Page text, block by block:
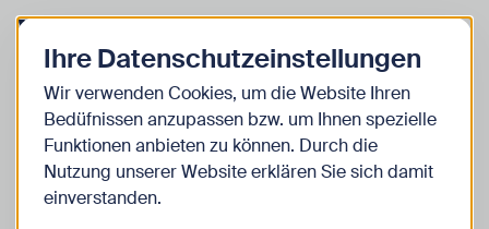
Zurück zur Startseite Zum
Start
WIENXTRAPressebereich
Willkommen im WIENXTRA-Pressebereich. Hier
Ihre Datenschutzeinstellungen
Wir verwenden Cookies, um die Website Ihren
Bedüfnissen anzupassen bzw. um Ihnen spezielle
Funktionen anbieten zu können. Durch die
Nutzung unserer Website erklären Sie sich damit
einverstanden.